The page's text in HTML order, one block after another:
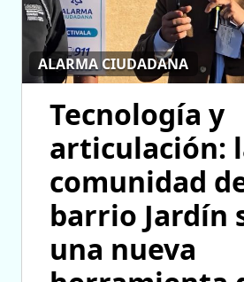
ALARMA CIUDADANA
Tecnología y
articulación:
comunidad
barrio Jardín
una nueva